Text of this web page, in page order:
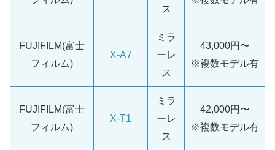
ス
FUJIFILM(富士
フィルム)
X-A7
ミラ
ーレ
ス
43,000円〜
※複数モデル有
FUJIFILM(富士
フィルム)
X-T1
ミラ
ーレ
ス
42,000円〜
※複数モデル有